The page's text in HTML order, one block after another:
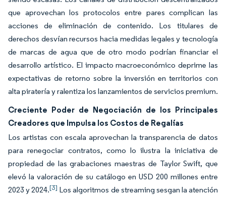
que aprovechan los protocolos entre pares complican las
acciones de eliminación de contenido. Los titulares de
derechos desvían recursos hacia medidas legales y tecnología
de marcas de agua que de otro modo podrían financiar el
desarrollo artístico. El impacto macroeconómico deprime las
expectativas de retorno sobre la inversión en territorios con
alta piratería y ralentiza los lanzamientos de servicios premium.
Creciente Poder de Negociación de los Principales
Creadores que Impulsa los Costos de Regalías
Los artistas con escala aprovechan la transparencia de datos
para renegociar contratos, como lo ilustra la iniciativa de
propiedad de las grabaciones maestras de Taylor Swift, que
elevó la valoración de su catálogo en USD 200 millones entre
2023 y 2024.[3] Los algoritmos de streaming sesgan la atención